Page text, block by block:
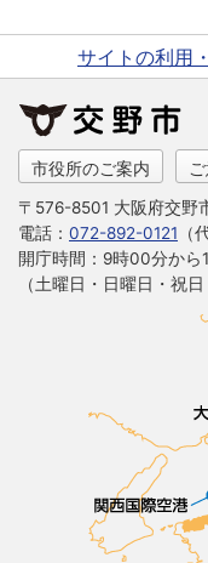
サイトの利用
市役所のご案内
〒576-8501 大阪府交野
電話： 072-892-0121 （
開庁時間：9時00分から
（土曜日・日曜日・祝